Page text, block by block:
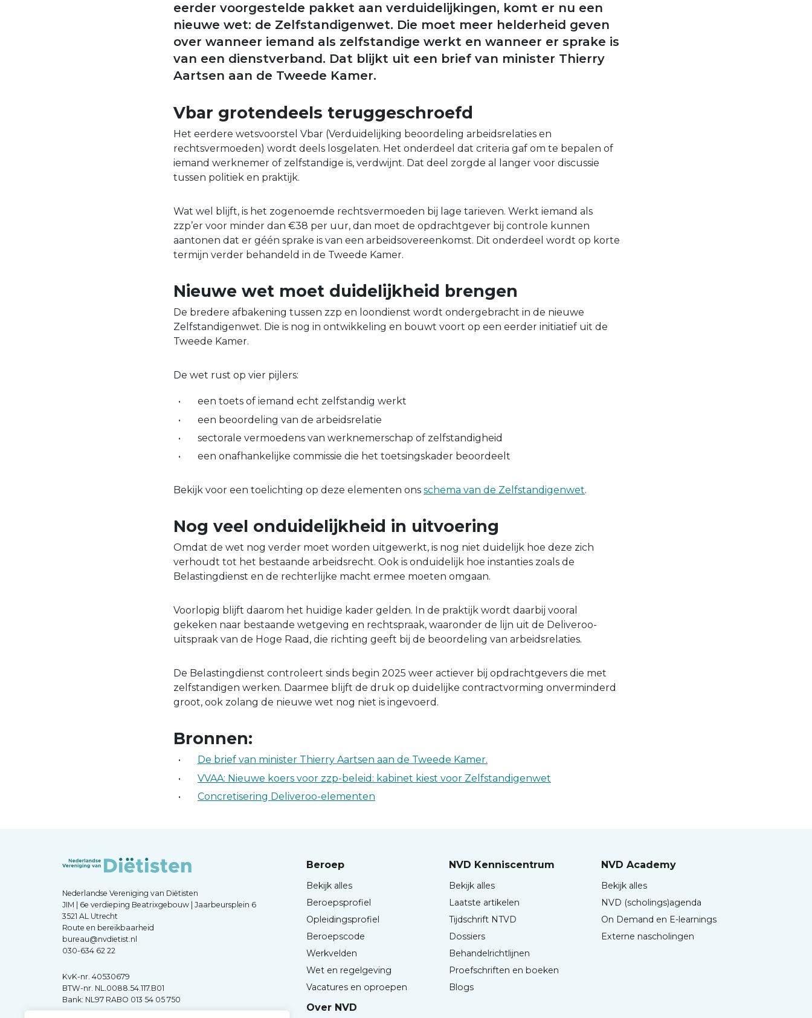
eerder voorgestelde pakket aan verduidelijkingen, komt er nu een
nieuwe wet: de Zelfstandigenwet. Die moet meer helderheid geven
over wanneer iemand als zelfstandige werkt en wanneer er sprake is
van een dienstverband. Dat blijkt uit een brief van minister Thierry
Aartsen aan de Tweede Kamer.
Vbar grotendeels teruggeschroefd
Het eerdere wetsvoorstel Vbar (Verduidelijking beoordeling arbeidsrelaties en
rechtsvermoeden) wordt deels losgelaten. Het onderdeel dat criteria gaf om te bepalen of
iemand werknemer of zelfstandige is, verdwijnt. Dat deel zorgde al langer voor discussie
tussen politiek en praktijk.
Wat wel blijft, is het zogenoemde rechtsvermoeden bij lage tarieven. Werkt iemand als
zzp’er voor minder dan €38 per uur, dan moet de opdrachtgever bij controle kunnen
aantonen dat er géén sprake is van een arbeidsovereenkomst. Dit onderdeel wordt op korte
termijn verder behandeld in de Tweede Kamer.
Nieuwe wet moet duidelijkheid brengen
De bredere afbakening tussen zzp en loondienst wordt ondergebracht in de nieuwe
Zelfstandigenwet. Die is nog in ontwikkeling en bouwt voort op een eerder initiatief uit de
Tweede Kamer.
De wet rust op vier pijlers:
een toets of iemand echt zelfstandig werkt
een beoordeling van de arbeidsrelatie
sectorale vermoedens van werknemerschap of zelfstandigheid
een onafhankelijke commissie die het toetsingskader beoordeelt
Bekijk voor een toelichting op deze elementen ons schema van de Zelfstandigenwet.
Nog veel onduidelijkheid in uitvoering
Omdat de wet nog verder moet worden uitgewerkt, is nog niet duidelijk hoe deze zich
verhoudt tot het bestaande arbeidsrecht. Ook is onduidelijk hoe instanties zoals de
Belastingdienst en de rechterlijke macht ermee moeten omgaan.
Voorlopig blijft daarom het huidige kader gelden. In de praktijk wordt daarbij vooral
gekeken naar bestaande wetgeving en rechtspraak, waaronder de lijn uit de Deliveroo-
uitspraak van de Hoge Raad, die richting geeft bij de beoordeling van arbeidsrelaties.
De Belastingdienst controleert sinds begin 2025 weer actiever bij opdrachtgevers die met
zelfstandigen werken. Daarmee blijft de druk op duidelijke contractvorming onverminderd
groot, ook zolang de nieuwe wet nog niet is ingevoerd.
Bronnen:
De brief van minister Thierry Aartsen aan de Tweede Kamer.
VVAA: Nieuwe koers voor zzp-beleid: kabinet kiest voor Zelfstandigenwet
Concretisering Deliveroo-elementen
Nederlandse Vereniging van Diëtisten
JIM | 6e verdieping Beatrixgebouw | Jaarbeursplein 6
3521 AL Utrecht
Route en bereikbaarheid
bureau@nvdietist.nl
030-634 62 22
KvK-nr. 40530679
BTW-nr. NL.0088.54.117.B01
Bank: NL97 RABO 013 54 05 750
Beroep
Bekijk alles
Beroepsprofiel
Opleidingsprofiel
Beroepscode
Werkvelden
Wet en regelgeving
Vacatures en oproepen
NVD Kenniscentrum
Bekijk alles
Laatste artikelen
Tijdschrift NTVD
Dossiers
Behandelrichtlijnen
Proefschriften en boeken
Blogs
NVD Academy
Bekijk alles
NVD (scholings)agenda
On Demand en E-learnings
Externe nascholingen
Over NVD